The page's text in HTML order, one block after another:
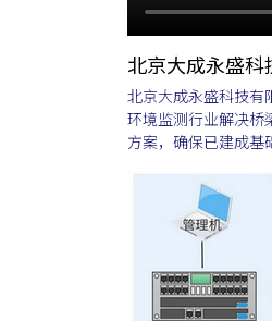
北京大成永盛科
北京大成永盛科技有
环境监测行业解决桥
方案，确保已建成基